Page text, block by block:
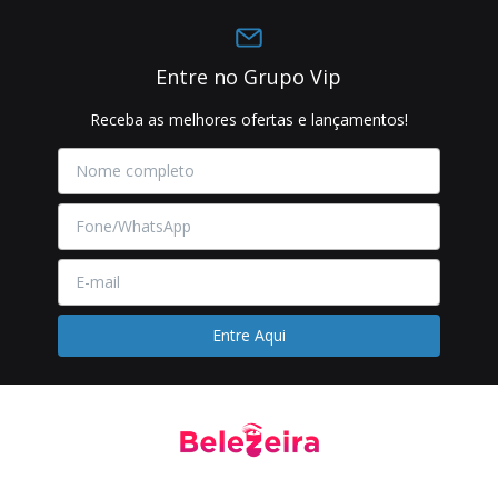
Entre no Grupo Vip
Receba as melhores ofertas e lançamentos!